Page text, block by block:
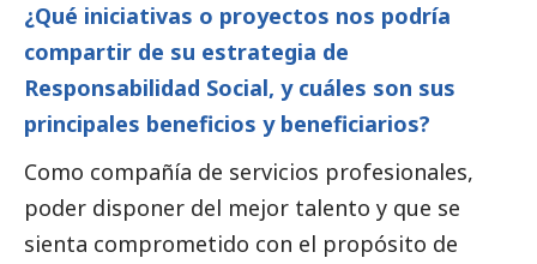
¿Qué iniciativas o proyectos nos podría
compartir de su estrategia de
Responsabilidad Social, y cuáles son sus
principales beneficios y beneficiarios?
Como compañía de servicios profesionales,
poder disponer del mejor talento y que se
sienta comprometido con el propósito de